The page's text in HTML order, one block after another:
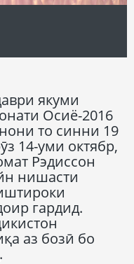
якуми
Осиё-2016
то синни 19
14-уми октябр,
Рэдиссон
нишасти
гардид.
аз бозӣ бо